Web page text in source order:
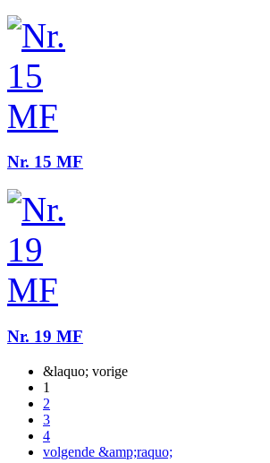
Nr. 15 MF
Nr. 19 MF
&laquo; vorige
1
2
3
4
volgende &amp;raquo;